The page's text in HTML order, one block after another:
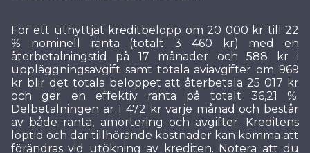
För ett utnyttjat kreditbelopp om 20 000 kr till 22
% nominell ränta (totalt 3 460 kr) med en
återbetalningstid på 17 månader och 588 kr i
uppläggningsavgift samt totala aviavgifter om 969
kr blir det totala beloppet att återbetala 25 017 kr
och ger en effektiv ränta på totalt 36,21 %.
Delbetalningen är 1 472 kr varje månad och består
av både ränta, amortering och avgifter. Kreditens
löptid och där tillhörande kostnader kan komma att
förändras vid utökning av krediten. Notera att du